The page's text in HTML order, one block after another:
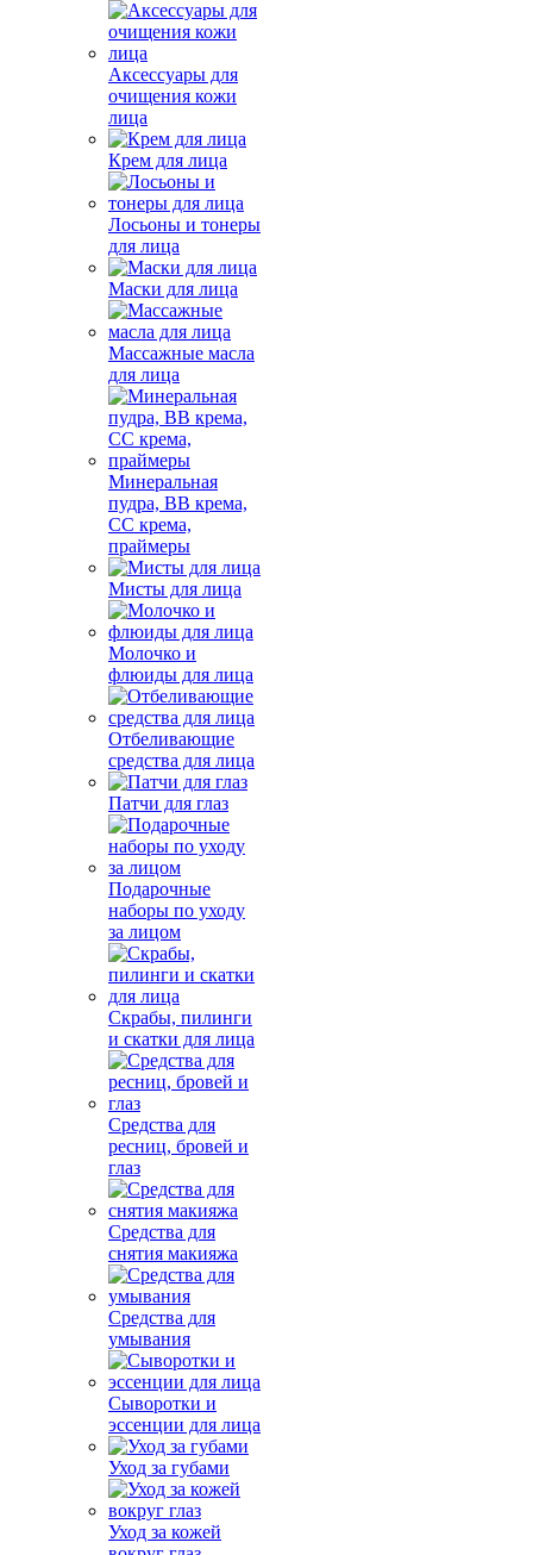
Аксессуары для
очищения кожи
лица
Крем для лица
Лосьоны и тонеры
для лица
Маски для лица
Массажные масла
для лица
Минеральная
пудра, BB крема,
СС крема,
праймеры
Мисты для лица
Молочко и
флюиды для лица
Отбеливающие
средства для лица
Патчи для глаз
Подарочные
наборы по уходу
за лицом
Скрабы, пилинги
и скатки для лица
Средства для
ресниц, бровей и
глаз
Средства для
снятия макияжа
Средства для
умывания
Сыворотки и
эссенции для лица
Уход за губами
Уход за кожей